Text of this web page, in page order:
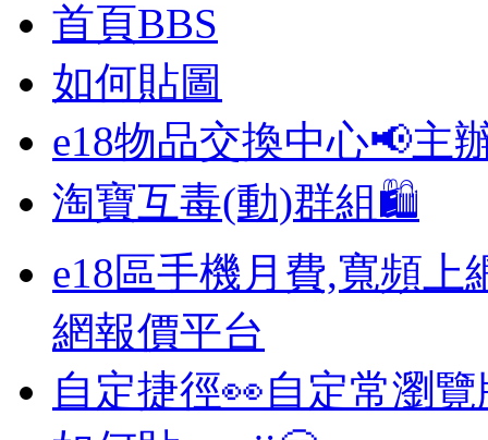
首頁BBS
如何貼圖
e18物品交換中心📢主
淘寶互毒(動)群組🛍️
e18區手機月費,寬頻上
網報價平台
自定捷徑👀自定常瀏